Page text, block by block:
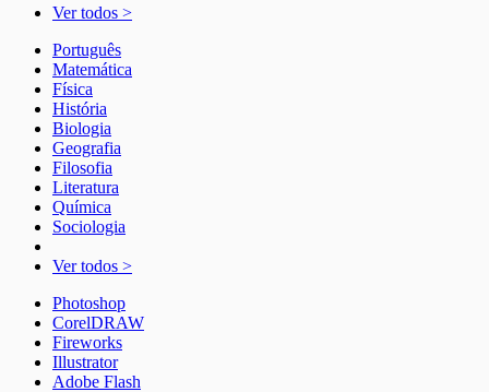
Ver todos >
Português
Matemática
Física
História
Biologia
Geografia
Filosofia
Literatura
Química
Sociologia
Ver todos >
Photoshop
CorelDRAW
Fireworks
Illustrator
Adobe Flash